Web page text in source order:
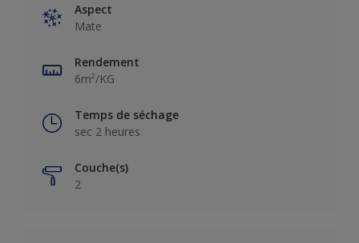
Aspect
Mate
Rendement
6m²/KG
Temps de séchage
sec 2 heures
Couche(s)
2